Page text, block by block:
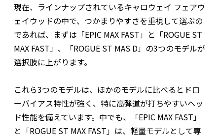
現在、ラインナップされているキャロウェイ フェアウ
ェイウッドの中で、つかまりやすさを重視して選ぶの
であれば、まずは「EPIC MAX FAST」と「ROGUE ST
MAX FAST」、「ROGUE ST MAS D」の3つのモデルが
選択肢に上がります。
これら3つのモデルは、ほかのモデルに比べるとドロ
ーバイアス特性が強く、特に高弾道が打ちやすいヘッ
ド性能を備えています。中でも、「EPIC MAX FAST」
と「ROGUE ST MAX FAST」は、軽量モデルとして専